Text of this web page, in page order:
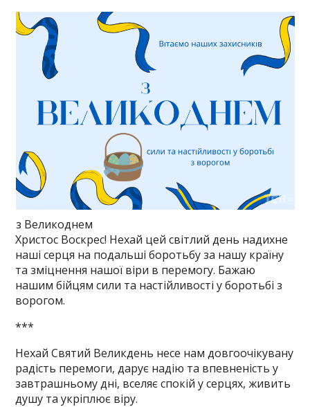
з Великоднем
Христос Воскрес! Нехай цей світлий день надихне
наші серця на подальші боротьбу за нашу країну
та зміцнення нашої віри в перемогу. Бажаю
нашим бійцям сили та настійливості у боротьбі з
ворогом.
***
Нехай Святий Великдень несе нам довгоочікувану
радість перемоги, дарує надію та впевненість у
завтрашньому дні, вселяє спокій у серцях, живить
душу та укріплює віру.